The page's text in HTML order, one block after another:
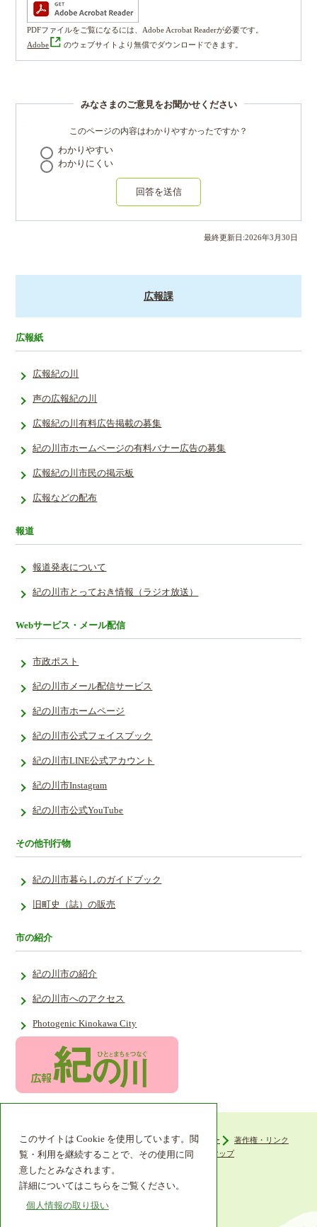
このサイトは Cookie を使用しています。閲
覧・利用を継続することで、その使用に同
意したとみなされます。
詳細についてはこちらをご覧ください。
個人情報の取り扱い
PDFファイルをご覧になるには、Adobe Acrobat Readerが必要です。
Adobe
のウェブサイトより無償でダウンロードできます。
みなさまのご意見をお聞かせください
このページの内容はわかりやすかったですか？
わかりやすい
わかりにくい
回答を送信
最終更新日:2026年3 月30日
広報課
広報紙
広報紀の川
声の広報紀の川
広報紀の川有料広告掲載の募集
紀の川市ホームページの有料バナー広告の募集
広報紀の川市民の掲示板
広報などの配布
報道
報道発表について
紀の川市とっておき情報（ラジオ放送）
Webサービス・メール配信
市政ポスト
紀の川市メール配信サービス
紀の川市ホームページ
紀の川市公式フェイスブック
紀の川市LINE公式アカウント
紀の川市Instagram
紀の川市公式YouTube
その他刊行物
紀の川市暮らしのガイドブック
旧町史（誌）の販売
市の紹介
紀の川市の紹介
紀の川市へのアクセス
Photogenic Kinokawa City
ウェブアクセシビリティ プライバシーポリシー
著作権・リンク
組織機構
リンク集 サイトマップ